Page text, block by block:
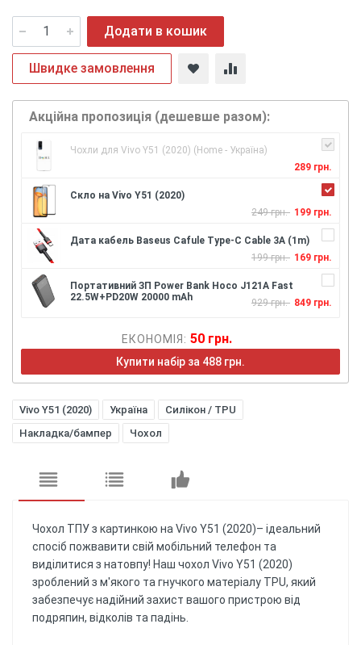
Додати в кошик
Швидке замовлення
Акційна пропозиція (дешевше разом):
Чохли для Vivo Y51 (2020) (Home - Україна)
289 грн.
Скло на Vivo Y51 (2020)
249 грн. 199 грн.
Дата кабель Baseus Cafule Type-C Cable 3A (1m)
199 грн. 169 грн.
Портативний ЗП Power Bank Hoco J121A Fast
22.5W+PD20W 20000 mAh
929 грн. 849 грн.
ЕКОНОМІЯ: 50 грн.
Купити набір за 488 грн.
Vivo Y51 (2020) Україна
Силікон / TPU
Накладка/бампер
Чохол
Чохол ТПУ з картинкою на Vivo Y51 (2020)– ідеальний
спосіб пожвавити свій мобільний телефон та
виділитися з натовпу! Наш чохол Vivo Y51 (2020)
зроблений з м'якого та гнучкого матеріалу TPU, який
забезпечує надійний захист вашого пристрою від
подряпин, відколів та падінь.